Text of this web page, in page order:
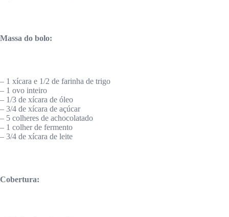
Massa do bolo:
– 1 xícara e 1/2 de farinha de trigo
– 1 ovo inteiro
– 1/3 de xícara de óleo
– 3/4 de xícara de açúcar
– 5 colheres de achocolatado
– 1 colher de fermento
– 3/4 de xícara de leite
Cobertura: